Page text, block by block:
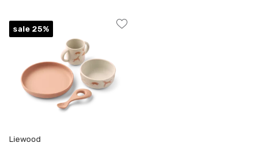
sale 25%
Liewood